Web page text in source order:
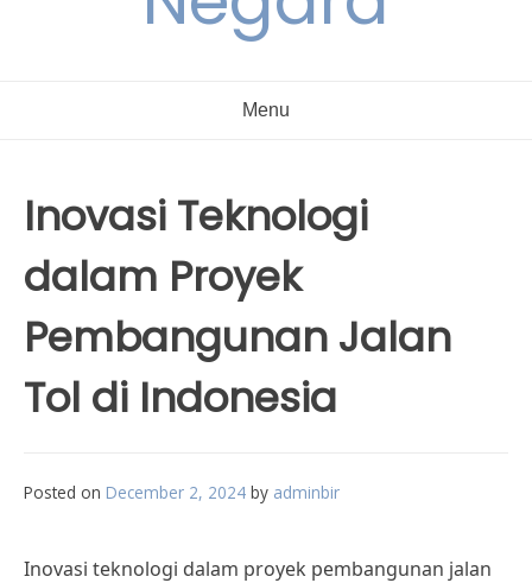
Menu
Inovasi Teknologi
dalam Proyek
Pembangunan Jalan
Tol di Indonesia
Posted on December 2, 2024 by adminbir
Inovasi teknologi dalam proyek pembangunan jalan